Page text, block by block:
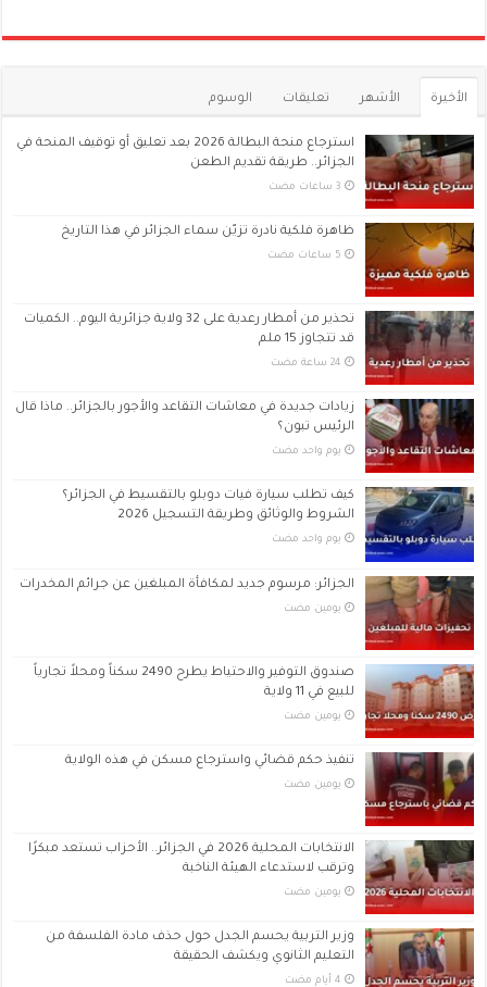
الأخيرة الأشهر تعليقات الوسوم
استرجاع منحة البطالة 2026 بعد تعليق أو توقيف المنحة في
الجزائر.. طريقة تقديم الطعن
ظاهرة فلكية نادرة تزيّن سماء الجزائر في هذا التاريخ
تحذير من أمطار رعدية على 32 ولاية جزائرية اليوم.. الكميات
قد تتجاوز 15 ملم
زيادات جديدة في معاشات التقاعد والأجور بالجزائر.. ماذا قال
الرئيس تبون؟
‏يوم واحد مضت
كيف تطلب سيارة فيات دوبلو بالتقسيط في الجزائر؟
الشروط والوثائق وطريقة التسجيل 2026
‏يوم واحد مضت
الجزائر: مرسوم جديد لمكافأة المبلغين عن جرائم المخدرات
‏يومين مضت
صندوق التوفير والاحتياط يطرح 2490 سكناً ومحلاً تجارياً
للبيع في 11 ولاية
‏يومين مضت
تنفيذ حكم قضائي واسترجاع مسكن في هذه الولاية
‏يومين مضت
الانتخابات المحلية 2026 في الجزائر.. الأحزاب تستعد مبكرًا
وترقب لاستدعاء الهيئة الناخبة
‏يومين مضت
وزير التربية يحسم الجدل حول حذف مادة الفلسفة من
التعليم الثانوي ويكشف الحقيقة